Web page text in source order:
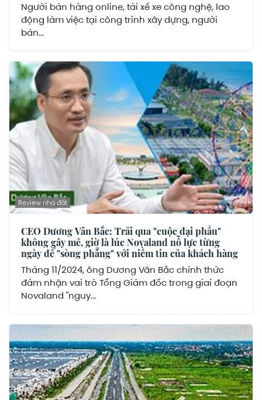
Người bán hàng online, tài xế xe công nghệ, lao
động làm việc tại công trình xây dựng, người
bán...
Review nhà đất
CEO Dương Văn Bắc: Trải qua "cuộc đại phẫu"
không gây mê, giờ là lúc Novaland nỗ lực từng
ngày để "sòng phẳng" với niềm tin của khách hàng
Tháng 11/2024, ông Dương Văn Bắc chính thức
đảm nhận vai trò Tổng Giám đốc trong giai đoạn
Novaland "nguy...